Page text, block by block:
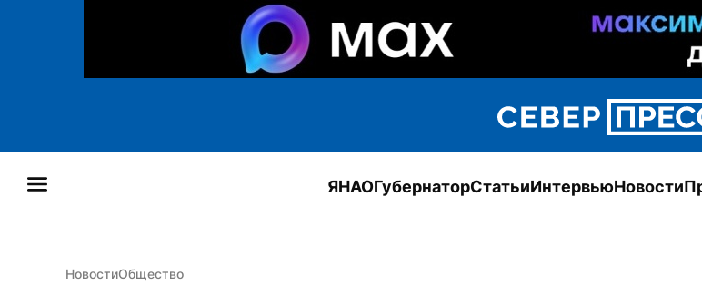
ЯНАОГубернаторСтатьиИнтервьюНовости
НовостиОбщество